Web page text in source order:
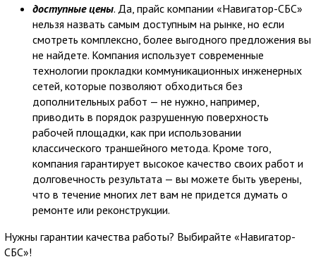
доступные цены. Да, прайс компании «Навигатор-СБС»
нельзя назвать самым доступным на рынке, но если
смотреть комплексно, более выгодного предложения вы
не найдете. Компания использует современные
технологии прокладки коммуникационных инженерных
сетей, которые позволяют обходиться без
дополнительных работ — не нужно, например,
приводить в порядок разрушенную поверхность
рабочей площадки, как при использовании
классического траншейного метода. Кроме того,
компания гарантирует высокое качество своих работ и
долговечность результата — вы можете быть уверены,
что в течение многих лет вам не придется думать о
ремонте или реконструкции.
Нужны гарантии качества работы? Выбирайте «Навигатор-
СБС»!